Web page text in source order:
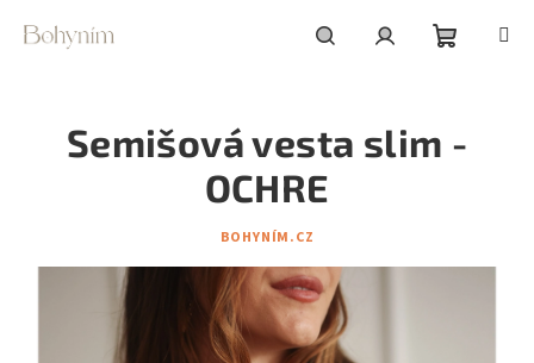
košík
Semišová vesta slim -
OCHRE
BOHYNÍM.CZ